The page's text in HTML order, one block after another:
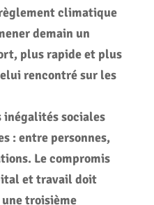
climatique
demain un
plus rapide et plus
rencontré sur les
inégalités sociales
: entre personnes,
Le compromis
et travail doit
une troisième